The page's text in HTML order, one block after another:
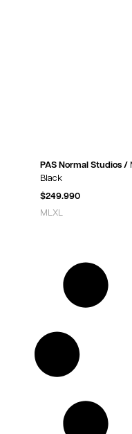
PAS Normal Studios /
Black
$249.990
M LXL